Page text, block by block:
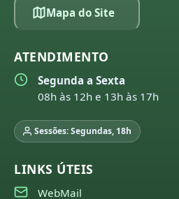
Mapa do Site
ATENDIMENTO
Segunda a Sexta
08h às 12h e 13h às 17h
Sessões: Segundas, 18h
LINKS ÚTEIS
WebMail